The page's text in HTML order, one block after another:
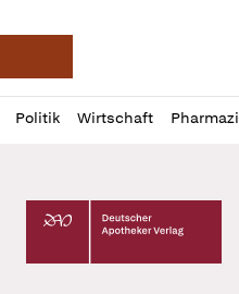
Deutsche
Politik Wirtschaft
Profil
öffnen
Daz
Pur
Deutscher Apotheker